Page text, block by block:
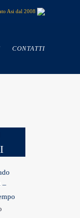
Asi dal 2008
CONTATTI